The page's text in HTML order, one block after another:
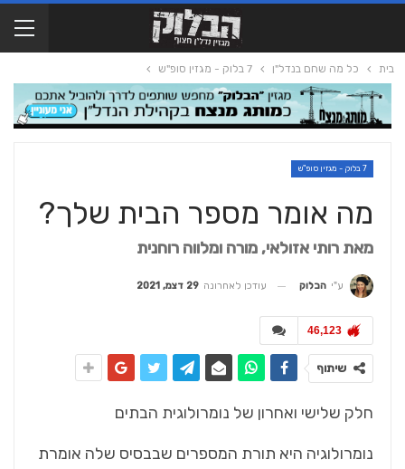
בית כל מה שחם בנדל"ן 7 בלוק - מגזין סופ"ש
7 בלוק - מגזין סופ"ש
מה אומר מספר הבית שלך?
מאת רותי אזולאי, מורה ומלווה רוחנית
ע"י הבלוק עודכן לאחרונה 29 דצמ, 2021
46,123
שיתוף
חלק שלישי ואחרון של נומרולוגית הבתים
נומרולוגיה היא תורת המספרים שבבסיס שלה אומרת